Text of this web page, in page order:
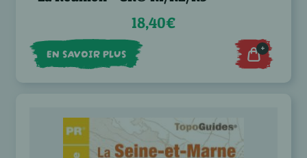
18,40€
EN SAVOIR PLUS +